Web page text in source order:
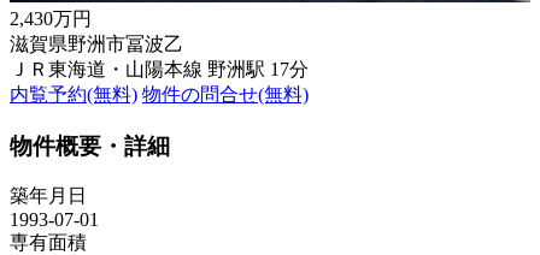
2,430万円
滋賀県野洲市冨波乙
ＪＲ東海道・山陽本線 野洲駅 17分
内覧予約(無料) 物件の問合せ(無料)
物件概要・詳細
築年月日
1993-07-01
専有面積